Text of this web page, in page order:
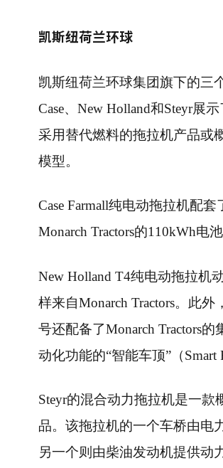
凯斯纽荷兰环球
凯斯纽荷兰环球集团旗下的三
Case、New Holland和Steyr展示
采用替代燃料的拖拉机产品或
模型。
Case Farmall纯电动拖拉机配套
Monarch Tractors的110kWh电池
New Holland T4纯电动拖拉机
样来自Monarch Tractors。此外
号还配备了Monarch Tractors的
动化功能的“智能车顶”（Smart
Steyr的混合动力拖拉机是一款
品。该拖拉机的一个车桥由电
另一个则由柴油发动机提供动